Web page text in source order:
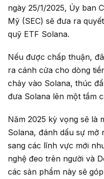
ngày 25/1/2025, Ủy ban
Mỹ (SEC) sẽ đưa ra
quỹ ETF Solana.
Nếu được chấp thuận,
ra cánh cửa cho dòng
chảy vào Solana, thúc
đưa Solana lên một tầm
Năm 2025 kỳ vọng sẽ là
Solana, đánh dấu sự mở
sang các lĩnh vực mới
nghệ đeo trên người và
các sản phẩm này sẽ